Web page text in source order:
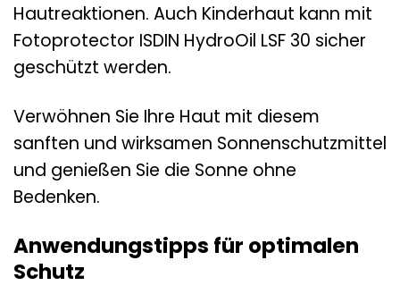
Hautreaktionen. Auch Kinderhaut kann mit
Fotoprotector ISDIN HydroOil LSF 30 sicher
geschützt werden.
Verwöhnen Sie Ihre Haut mit diesem
sanften und wirksamen Sonnenschutzmittel
und genießen Sie die Sonne ohne
Bedenken.
Anwendungstipps für optimalen
Schutz